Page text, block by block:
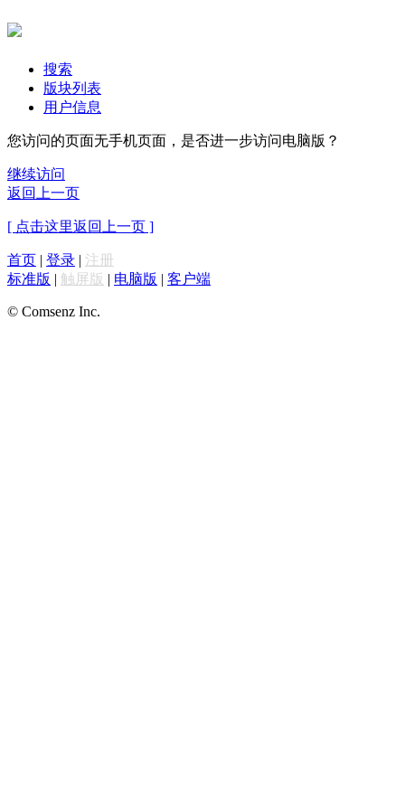
搜索
版块列表
用户信息
您访问的页面无手机页面，是否进一步访问电脑版？
继续访问
返回上一页
[ 点击这里返回上一页 ]
首页 | 登录 | 注册
标准版 | 触屏版 | 电脑版 | 客户端
© Comsenz Inc.